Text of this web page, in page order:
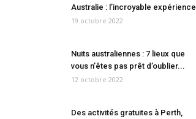
Australie : l’incroyable expérience
19 octobre 2022
Nuits australiennes : 7 lieux que
vous n’êtes pas prêt d’oublier...
12 octobre 2022
Des activités gratuites à Perth,